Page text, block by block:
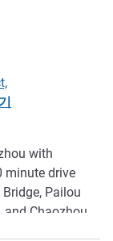
with
minute drive
Pailou
and Chaozhou